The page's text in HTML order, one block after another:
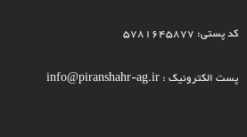
کد پستی: 5781645877
پست الکترونیک : info@piranshahr-ag.ir